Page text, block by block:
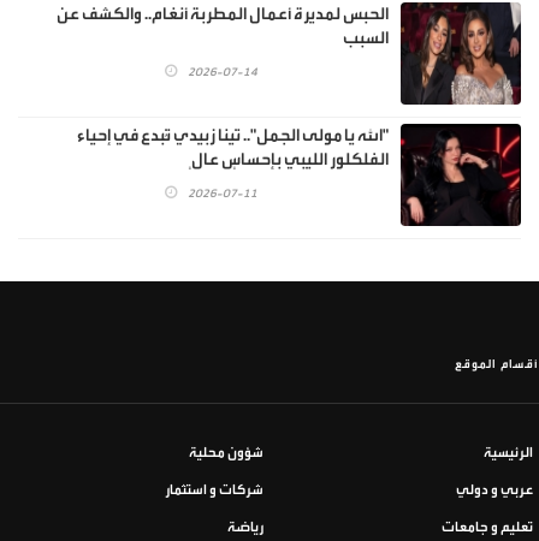
الحبس لمديرة أعمال المطربة أنغام.. والكشف عن
السبب
2026-07-14
"الله يا مولى الجمل".. تينا زبيدي تُبدع في إحياء
الفلكلور الليبي بإحساسٍ عالٍ
2026-07-11
أقسام الموقع
الرئيسية شؤون محلية
عربي و دولي شركات و استثمار
تعليم و جامعات رياضة